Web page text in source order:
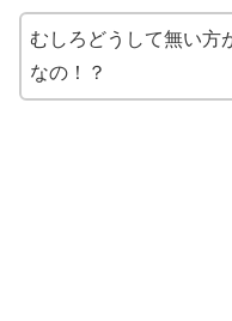
むしろどうして無い方
なの！？